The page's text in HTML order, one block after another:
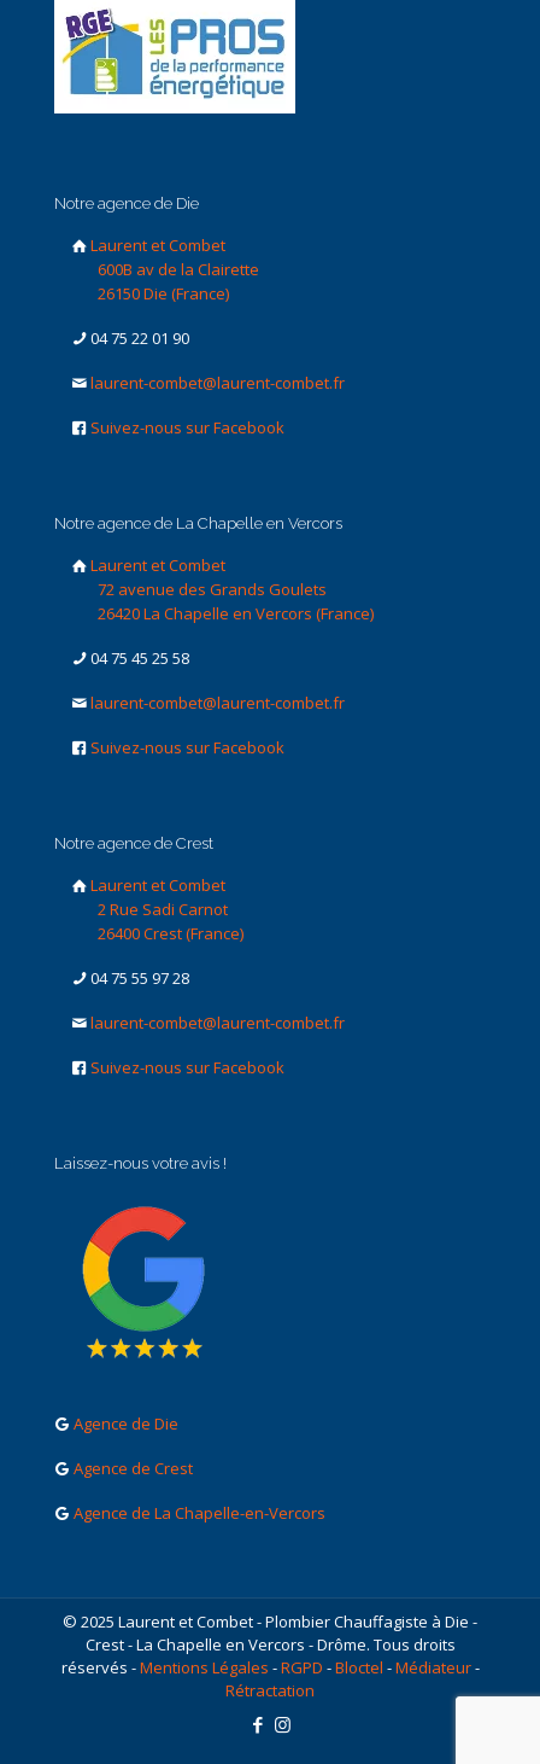
Notre agence de Die
Laurent et Combet
600B av de la Clairette
26150 Die (France)
04 75 22 01 90
laurent-combet@laurent-combet.fr
Suivez-nous sur Facebook
Notre agence de La Chapelle en Vercors
Laurent et Combet
72 avenue des Grands Goulets
26420 La Chapelle en Vercors (France)
04 75 45 25 58
laurent-combet@laurent-combet.fr
Suivez-nous sur Facebook
Notre agence de Crest
Laurent et Combet
2 Rue Sadi Carnot
26400 Crest (France)
04 75 55 97 28
laurent-combet@laurent-combet.fr
Suivez-nous sur Facebook
Laissez-nous votre avis !
Agence de Die
Agence de Crest
Agence de La Chapelle-en-Vercors
© 2025 Laurent et Combet - Plombier Chauffagiste à Die -
Crest - La Chapelle en Vercors - Drôme. Tous droits
réservés -Mentions Légales -RGPD -Bloctel -Médiateur-
Rétractation